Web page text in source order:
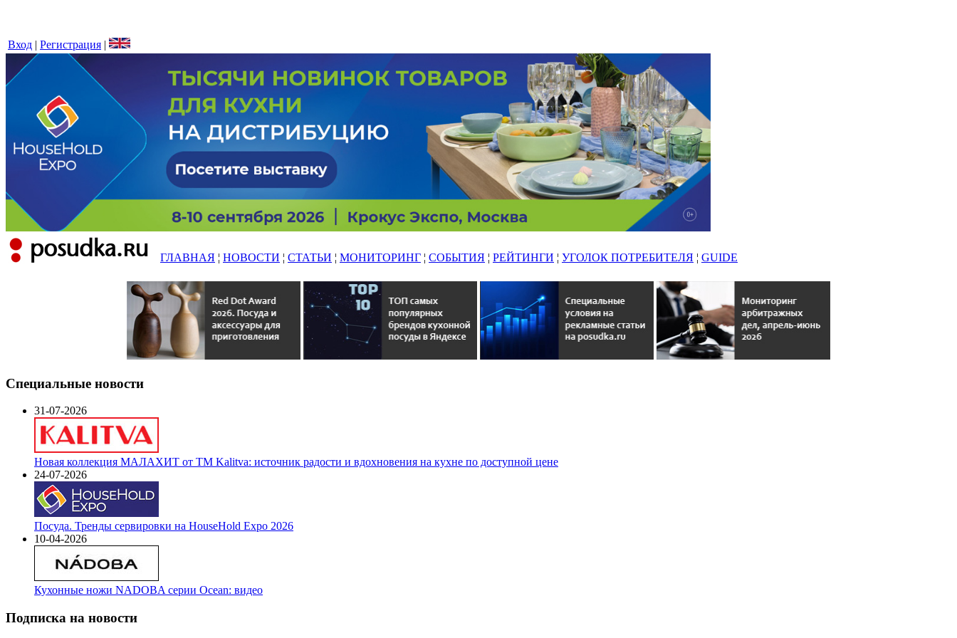
Вход | Регистрация |
ГЛАВНАЯ ¦ НОВОСТИ ¦ СТАТЬИ ¦ МОНИТОРИНГ ¦ СОБЫТИЯ ¦ РЕЙТИНГИ ¦ УГОЛОК ПОТРЕБИТЕЛЯ ¦ GUIDE
Специальные новости
31-07-2026
Новая коллекция МАЛАХИТ от ТМ Kalitva: источник радости и вдохновения на кухне по доступной цене
24-07-2026
Посуда. Тренды сервировки на HouseHold Expo 2026
10-04-2026
Кухонные ножи NADOBA серии Ocean: видео
Подписка на новости